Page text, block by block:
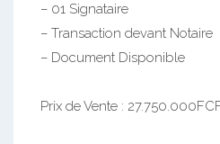
– 01 Signataire
– Transaction devant Notaire
– Document Disponible
Prix de Vente :